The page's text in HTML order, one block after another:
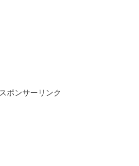
スポンサーリンク